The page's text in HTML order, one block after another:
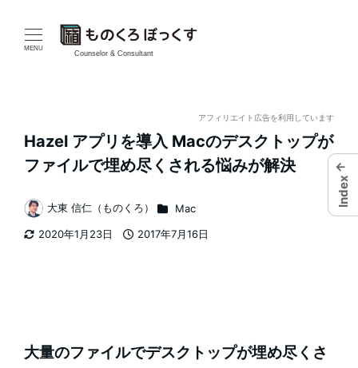
MENU
Counselor & Consultant
アフィリエイト広告を利用しています
Hazel アプリを導入 Macのデスクトップが
ファイルで埋め尽くされる悩みが解決
2020年1月23日
2017年7月16日
著
者
大東 信仁（ものくろ） カテゴリー
Mac
大量のファイルでデスクトップが埋め尽くさ
←
Index